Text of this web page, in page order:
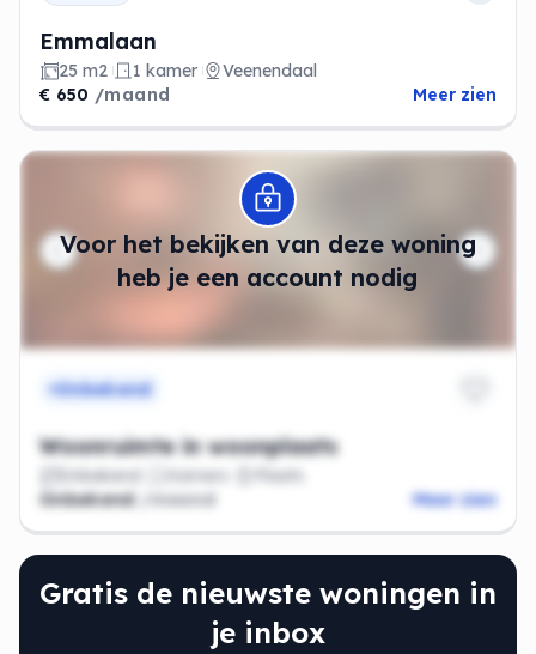
Emmalaan
25 m2 1 kamer
Veenendaal
€ 650 /maand Meer zien
Voor het bekijken van deze woning
heb je een account nodig
Modal openen
Onbekend
Woonruimte in woonplaats
Onbekend Kamers
Plaats
Onbekend
/maand Meer zien
Gratis de nieuwste woningen in
je inbox